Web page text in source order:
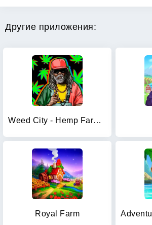
Другие приложения:
Weed City - Hemp Farm Tycoon
Royal Farm